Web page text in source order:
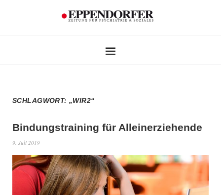
SCHLAGWORT:„WIR2“
Bindungstraining für Alleinerziehende
9. Juli 2019